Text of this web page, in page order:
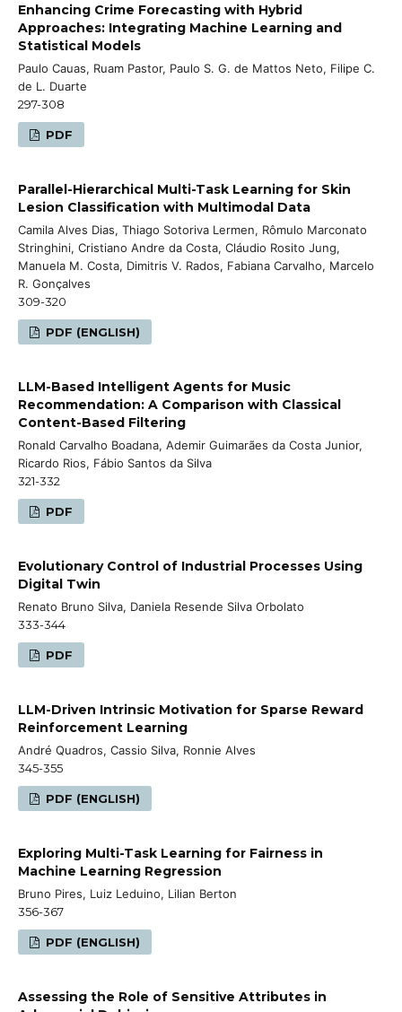
Enhancing Crime Forecasting with Hybrid
Approaches: Integrating Machine Learning and
Statistical Models
Paulo Cauas, Ruam Pastor, Paulo S. G. de Mattos Neto, Filipe C.
de L. Duarte
297-308
PDF
Parallel-Hierarchical Multi-Task Learning for Skin
Lesion Classification with Multimodal Data
Camila Alves Dias, Thiago Sotoriva Lermen, Rômulo Marconato
Stringhini, Cristiano Andre da Costa, Cláudio Rosito Jung,
Manuela M. Costa, Dimitris V. Rados, Fabiana Carvalho, Marcelo
R. Gonçalves
309-320
PDF (ENGLISH)
LLM-Based Intelligent Agents for Music
Recommendation: A Comparison with Classical
Content-Based Filtering
Ronald Carvalho Boadana, Ademir Guimarães da Costa Junior,
Ricardo Rios, Fábio Santos da Silva
321-332
PDF
Evolutionary Control of Industrial Processes Using
Digital Twin
Renato Bruno Silva, Daniela Resende Silva Orbolato
333-344
PDF
LLM-Driven Intrinsic Motivation for Sparse Reward
Reinforcement Learning
André Quadros, Cassio Silva, Ronnie Alves
345-355
PDF (ENGLISH)
Exploring Multi-Task Learning for Fairness in
Machine Learning Regression
Bruno Pires, Luiz Leduino, Lilian Berton
356-367
PDF (ENGLISH)
Assessing the Role of Sensitive Attributes in